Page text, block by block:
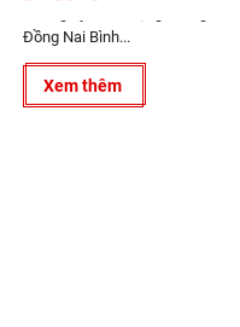
Đồng Nai Bình...
Xem thêm